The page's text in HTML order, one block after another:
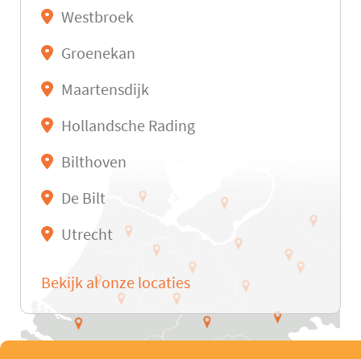
Westbroek
Groenekan
Maartensdijk
Hollandsche Rading
Bilthoven
De Bilt
Utrecht
Bekijk al onze locaties